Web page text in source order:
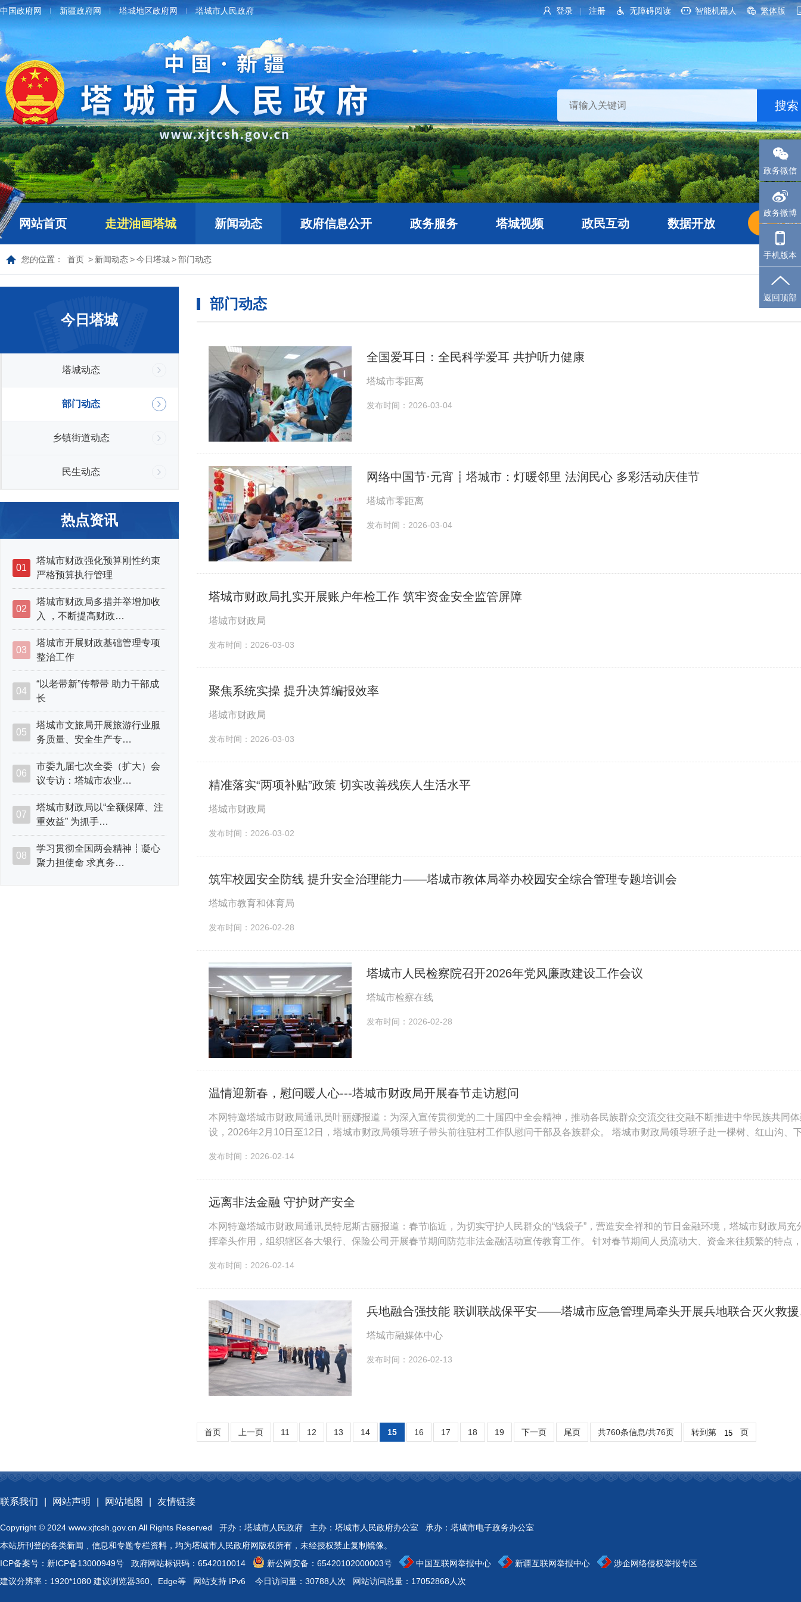
登录 注册 无障碍阅读 智能机器人 繁体版
中国政府网 新疆政府网 塔城地区政府网 塔城市人民政府
网站首页 走进油画塔城 新闻动态 政府信息公开 政务服务 塔城视频 政民互动 数据开放 长者
您的位置： 首页 > 新闻动态>今日塔城>部门动态
今日塔城
塔城动态
部门动态
乡镇街道动态
民生动态
热点资讯
01
塔城市财政强化预算刚性约束
严格预算执行管理
02
塔城市财政局多措并举增加收
入 ，不断提高财政…
03
塔城市开展财政基础管理专项
整治工作
04
“以老带新”传帮带 助力干部成
长
05
塔城市文旅局开展旅游行业服
务质量、安全生产专…
06
市委九届七次全委（扩大）会
议专访：塔城市农业…
07
塔城市财政局以“全额保障、注
重效益” 为抓手…
08
学习贯彻全国两会精神┋凝心
聚力担使命 求真务…
部门动态
全国爱耳日：全民科学爱耳 共护听力健康
塔城市零距离
发布时间：2026-03-04
网络中国节·元宵┋塔城市：灯暖邻里 法润民心 多彩活动庆佳节
塔城市零距离
发布时间：2026-03-04
塔城市财政局扎实开展账户年检工作 筑牢资金安全监管屏障
塔城市财政局
发布时间：2026-03-03
聚焦系统实操 提升决算编报效率
塔城市财政局
发布时间：2026-03-03
精准落实“两项补贴”政策 切实改善残疾人生活水平
塔城市财政局
发布时间：2026-03-02
筑牢校园安全防线 提升安全治理能力——塔城市教体局举办校园安全综合管理专题培训会
塔城市教育和体育局
发布时间：2026-02-28
塔城市人民检察院召开2026年党风廉政建设工作会议
塔城市检察在线
发布时间：2026-02-28
温情迎新春，慰问暖人心---塔城市财政局开展春节走访慰问
本网特邀塔城市财政局通讯员叶丽娜报道：为深入宣传贯彻党的二十届四中全会精神，推动各民族群众交流交往交融不断推进中华民族共同
设，2026年2月10日至12日，塔城市财政局领导班子带头前往驻村工作队慰问干部及各族群众。 塔城市财政局领导班子赴一棵树、红山沟、
发布时间：2026-02-14
远离非法金融 守护财产安全
本网特邀塔城市财政局通讯员特尼斯古丽报道：春节临近，为切实守护人民群众的“钱袋子”，营造安全祥和的节日金融环境，塔城市财政局充
挥牵头作用，组织辖区各大银行、保险公司开展春节期间防范非法金融活动宣传教育工作。 针对春节期间人员流动大、资金来往频繁的特点
发布时间：2026-02-14
兵地
塔城市融媒体中心
发布时间：2026-02-13
首页 上一页 11 12 13 14 15 16 17 18 19 下一页 尾页 共760条信息/共76页 转到第 页
联系我们 网站声明 网站地图 友情链接
Copyright © 2024 www.xjtcsh.gov.cn All Rights Reserved 开办：塔城市人民政府 主办：塔城市人民政府办公室 承办：塔城市电子政务办公室
本站所刊登的各类新闻﹑信息和专题专栏资料，均为塔城市人民政府网版权所有，未经授权禁止复制镜像。
ICP备案号： 新ICP备13000949号 政府网站标识码：6542010014 新公网安备： 65420102000003号 中国互联网举报中心 新疆互联网举报中心
涉企网络侵权举报专区
建议分辨率：1920*1080 建议浏览器360、Edge等 网站支持 IPv6
今日访问量：30788人次 网站访问总量：17052868人次
政务微信
政务微博
手机版本
返回顶部